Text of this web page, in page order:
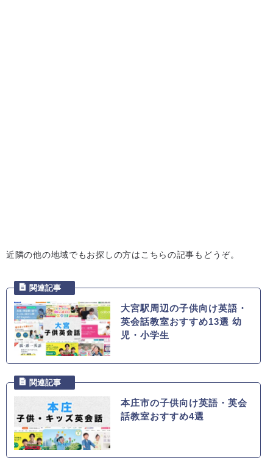
近隣の他の地域でもお探しの方はこちらの記事もどうぞ。
大宮駅周辺の子供向け英語・
英会話教室おすすめ13選 幼
児・小学生
本庄市の子供向け英語・英会
話教室おすすめ4選